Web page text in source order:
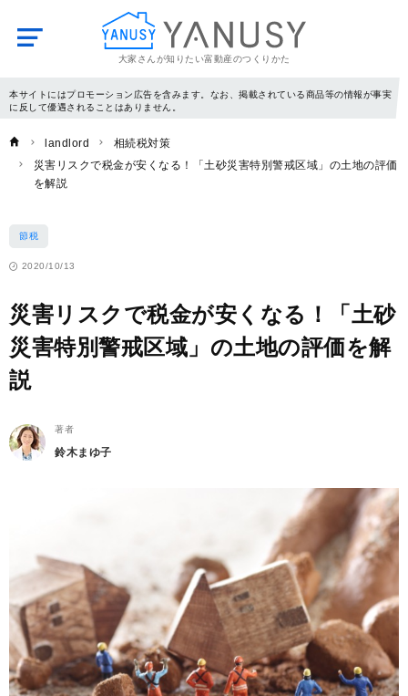
大家さんが知りたい富動産のつくりかた
YANUSY
本サイトにはプロモーション広告を含みます。なお、掲載されている商品等の情報が事実
に反して優遇されることはありません。
landlord
相続税対策
災害リスクで税金が安くなる！「土砂災害特別警戒区域」の土地の評価
を解説
節税
2020/10/13
災害リスクで税金が安くなる！「土砂
災害特別警戒区域」の土地の評価を解
説
著者
鈴木まゆ子